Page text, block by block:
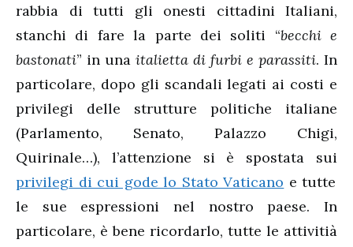
rabbia di tutti gli onesti cittadini Italiani,
stanchi di fare la parte dei soliti “becchi e
bastonati” in una italietta di furbi e parassiti. In
particolare, dopo gli scandali legati ai costi e
privilegi delle strutture politiche italiane
(Parlamento, Senato, Palazzo Chigi,
Quirinale…), l’attenzione si è spostata sui
privilegi di cui gode lo Stato Vaticano e tutte
le sue espressioni nel nostro paese. In
particolare, è bene ricordarlo, tutte le attivitià